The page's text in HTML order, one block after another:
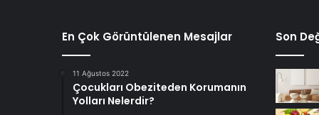
En Çok Görüntülenen Mesajlar
11 Ağustos 2022
Çocukları Obeziteden Korumanın
Yolları Nelerdir?
Son